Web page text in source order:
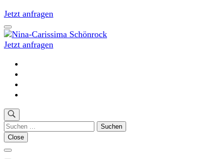
Jetzt anfragen
Nina-Carissima Schönrock
Jetzt anfragen
Suchen
nach:
Close